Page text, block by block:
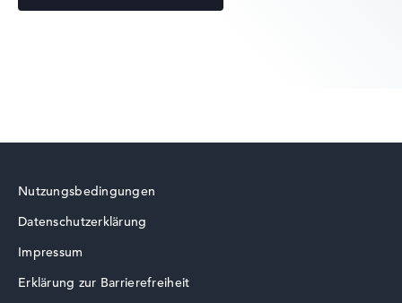
Lange Akkulaufzeit mit 11 Stunden (Laut
Schlank mit 1,99 cm Höhe
Display
Nutzungsbedingungen
Datenschutzerklärung
Impressum
Erklärung zur Barrierefreiheit